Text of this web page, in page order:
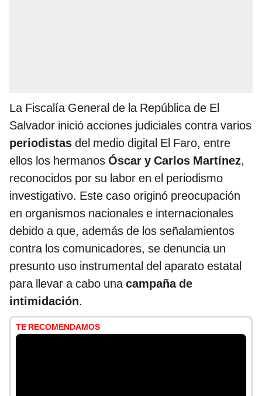
La Fiscalía General de la República de El
Salvador inició acciones judiciales contra varios
periodistas del medio digital El Faro, entre
ellos los hermanos Óscar y Carlos Martínez,
reconocidos por su labor en el periodismo
investigativo. Este caso originó preocupación
en organismos nacionales e internacionales
debido a que, además de los señalamientos
contra los comunicadores, se denuncia un
presunto uso instrumental del aparato estatal
para llevar a cabo unacampaña de
intimidación.
TE RECOMENDAMOS